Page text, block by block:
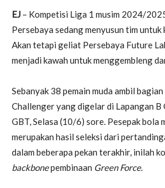
EJ – Kompetisi Liga 1 musim 2024/
Persebaya sedang menyusun tim
Akan tetapi geliat Persebaya Future
menjadi kawah untuk menggembleng
Sebanyak 38 pemain muda ambil
Challenger yang digelar di Lapangan B
GBT, Selasa (10/6) sore. Pesepak bola
merupakan hasil seleksi dari
dalam beberapa pekan terakhir, inilah
backbonepembinaan Green Force.